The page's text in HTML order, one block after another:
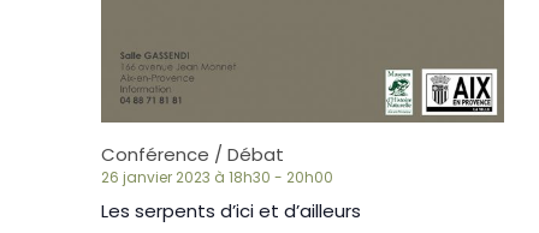
Conférence / Débat
Les serpents d’ici et d’ailleurs
26 janvier 2023 à 18h30 - 20h00